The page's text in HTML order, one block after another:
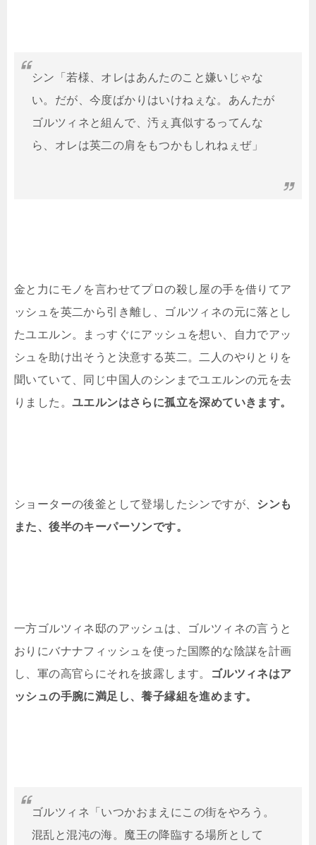
シン「若様、オレはあんたのこと嫌いじゃな
い。だが、今度ばかりはいけねぇな。あんたが
ゴルツィネと組んで、汚ぇ真似するってんな
ら、オレは英二の肩をもつかもしれねぇぜ」
金と力にモノを言わせてプロの殺し屋の手を借りてア
ッシュを英二から引き離し、ゴルツィネの元に落とし
たユエルン。まっすぐにアッシュを想い、自力でアッ
シュを助け出そうと決意する英二。二人のやりとりを
聞いていて、同じ中国人のシンまでユエルンの元を去
りました。 ユエルンはさらに孤立を深めていきます。
ショーターの後釜として登場したシンですが、 シンも
また、後半のキーパーソンです。
一方ゴルツィネ邸のアッシュは、ゴルツィネの言うと
おりにバナナフィッシュを使った国際的な陰謀を計画
し、軍の高官らにそれを披露します。
ゴルツィネはア
ッシュの手腕に満足し、養子縁組を進めます。
ゴルツィネ「いつかおまえにこの街をやろう。
混乱と混沌の海。魔王の降臨する場所として